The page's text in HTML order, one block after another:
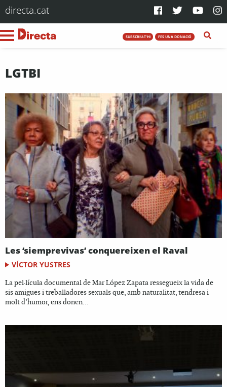
directa.cat
SUBSCRIU-T'HI FES UNA DONACIÓ
LGTBI
Les ‘siemprevivas’ conquereixen el Raval
VÍCTOR YUSTRES
La pel·lícula documental de Mar López Zapata ressegueix la vida de
sis amigues i treballadores sexuals que, amb naturalitat, tendresa i
molt d’humor, ens donen...